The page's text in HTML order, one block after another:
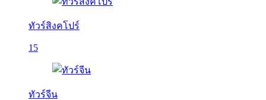
ทัวร์สิงคโปร์
15
ทัวร์จีน